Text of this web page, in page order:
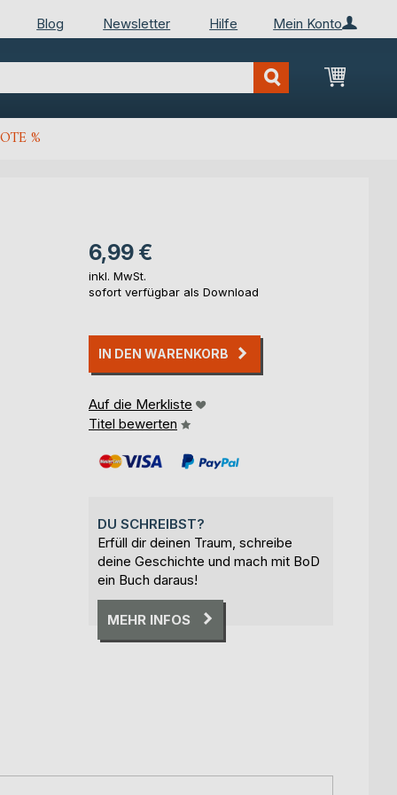
Mein Konto
Blog Newsletter Hilfe
Mein
%
6,99 €
inkl. MwSt.
sofort verfügbar als Download
IN DEN WARENKORB
Auf die Merkliste
Titel bewerten
DU SCHREIBST?
Erfüll dir deinen Traum, schreibe
deine Geschichte und mach mit BoD
ein Buch daraus!
MEHR INFOS